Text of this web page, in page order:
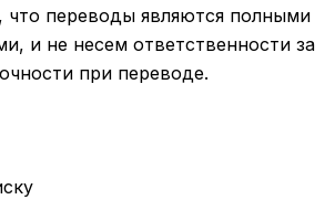
что переводы являются полными
и не несем ответственности за
при переводе.